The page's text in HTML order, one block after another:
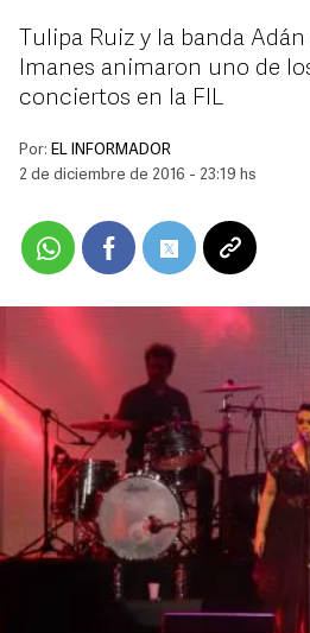
Tulipa Ruiz y la banda
Imanes animaron uno de
conciertos en la FIL
Por: EL INFORMADOR
2 de diciembre de 2016 - 23:19 hs